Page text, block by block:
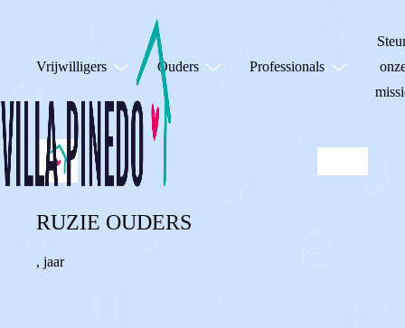
Vrijwilligers Ouders Professionals
RUZIE OUDERS
, jaar